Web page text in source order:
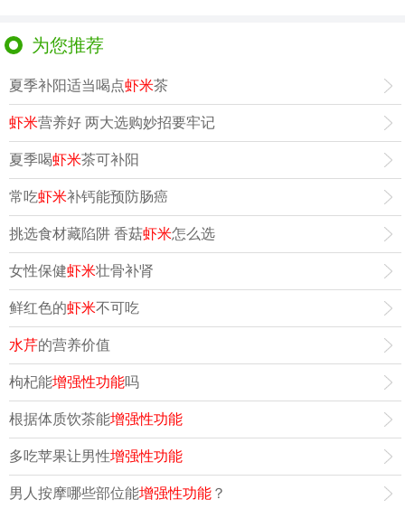
为您推荐
夏季补阳适当喝点虾米茶
虾米营养好 两大选购妙招要牢记
夏季喝虾米茶可补阳
常吃虾米补钙能预防肠癌
挑选食材藏陷阱 香菇虾米怎么选
女性保健虾米壮骨补肾
鲜红色的虾米不可吃
水芹的营养价值
枸杞能增强性功能吗
根据体质饮茶能增强性功能
多吃苹果让男性增强性功能
男人按摩哪些部位能增强性功能 ？